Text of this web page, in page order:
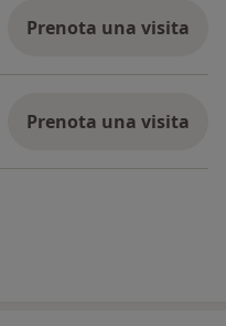
Prenota una visita
Prenota una visita